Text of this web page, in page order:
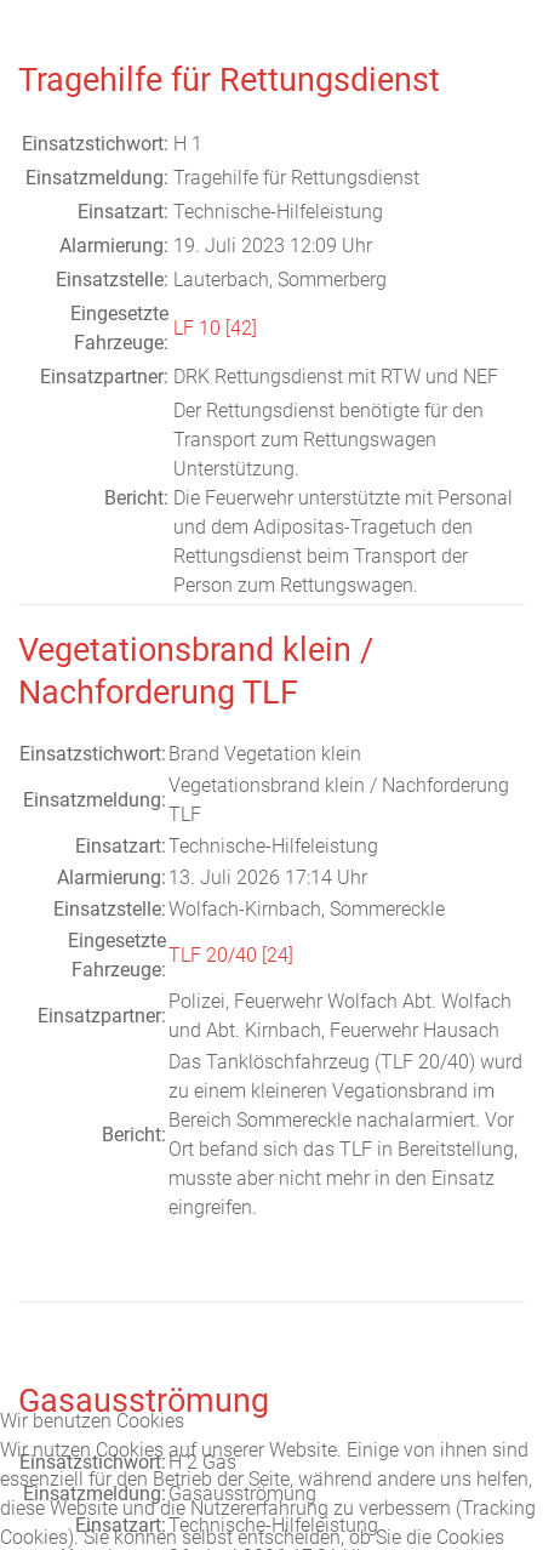
Tragehilfe für Rettungsdienst
Einsatzstichwort: H 1
Einsatzmeldung: Tragehilfe für Rettungsdienst
Einsatzart: Technische-Hilfeleistung
Alarmierung: 19. Juli 2023 12:09 Uhr
Einsatzstelle: Lauterbach, Sommerberg
Eingesetzte
Fahrzeuge:
LF 10 [42]
Einsatzpartner: DRK Rettungsdienst mit RTW und NEF
Bericht:
Der Rettungsdienst benötigte für den
Transport zum Rettungswagen
Unterstützung.
Die Feuerwehr unterstützte mit Personal
und dem Adipositas-Tragetuch den
Rettungsdienst beim Transport der
Person zum Rettungswagen.
Vegetationsbrand klein /
Nachforderung TLF
Einsatzstichwort: Brand Vegetation klein
Einsatzmeldung:
Vegetationsbrand klein / Nachforderung
TLF
Einsatzart:Technische-Hilfeleistung
Alarmierung: 13. Juli 2026 17:14 Uhr
Einsatzstelle:Wolfach-Kirnbach, Sommereckle
Eingesetzte
Fahrzeuge:
TLF 20/40 [24]
Einsatzpartner:
Polizei, Feuerwehr Wolfach Abt. Wolfach
und Abt. Kirnbach, Feuerwehr Hausach
Bericht:
Das Tanklöschfahrzeug (TLF 20/40) wurd
zu einem kleineren Vegationsbrand im
Bereich Sommereckle nachalarmiert. Vor
Ort befand sich das TLF in Bereitstellung,
musste aber nicht mehr in den Einsatz
eingreifen.
Gasausströmung
Einsatzstichwort:H 2 Gas
Einsatzmeldung:Gasausströmung
Einsatzart:Technische-Hilfeleistung
Wir benutzen Cookies
Wir nutzen Cookies auf unserer Website. Einige von ihnen sind
essenziell für den Betrieb der Seite, während andere uns helfen,
diese Website und die Nutzererfahrung zu verbessern (Tracking
Cookies). Sie können selbst entscheiden, ob Sie die Cookies